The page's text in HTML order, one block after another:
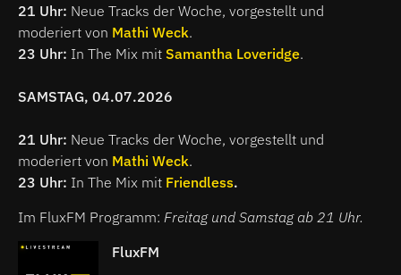
21 Uhr: Neue Tracks der Woche, vorgestellt und
moderiert von Mathi Weck.
23 Uhr: In The Mix mit Samantha Loveridge.
SAMSTAG, 04.07.2026
21 Uhr: Neue Tracks der Woche, vorgestellt und
moderiert von Mathi Weck.
23 Uhr: In The Mix mit Friendless.
Im FluxFM Programm: Freitag und Samstag ab 21 Uhr.
FluxFM